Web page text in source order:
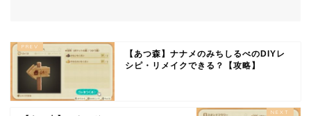
【あつ森】ナナメのみちしるべのDIYレ
シピ・リメイクできる？【攻略】